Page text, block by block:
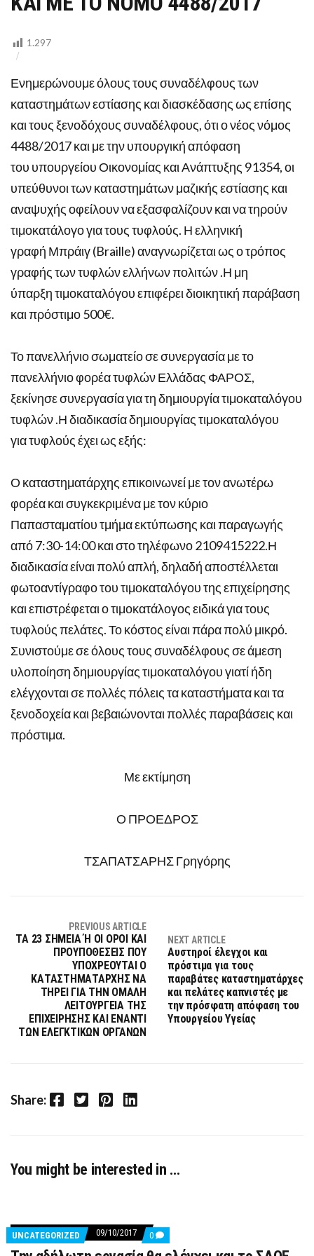
ΑΠΟΦΑΣΗ
91354
1.297
Ενημερώνουμε όλους τους συναδέλφους των
καταστημάτων εστίασης και διασκέδασης ως επίσης
και τους ξενοδόχους συναδέλφους, ότι ο νέος νόμος
4488/2017 και με την υπουργική απόφαση
του υπουργείου Οικονομίας και Ανάπτυξης 91354, οι
υπεύθυνοι των καταστημάτων μαζικής εστίασης και
αναψυχής οφείλουν να εξασφαλίζουν και να τηρούν
τιμοκατάλογο για τους τυφλούς. Η ελληνική
γραφή Μπράιγ (Braille) αναγνωρίζεται ως ο τρόπος
γραφής των τυφλών ελλήνων πολιτών .Η μη
ύπαρξη τιμοκαταλόγου επιφέρει διοικητική παράβαση
και πρόστιμο 500€.
Το πανελλήνιο σωματείο σε συνεργασία με το
πανελλήνιο φορέα τυφλών Ελλάδας ΦΑΡΟΣ,
ξεκίνησε συνεργασία για τη δημιουργία τιμοκαταλόγου
τυφλών .Η διαδικασία δημιουργίας τιμοκαταλόγου
για τυφλούς έχει ως εξής:
Ο καταστηματάρχης επικοινωνεί με τον ανωτέρω
φορέα και συγκεκριμένα με τον κύριο
Παπασταματίου τμήμα εκτύπωσης και παραγωγής
από 7:30-14:00 και στο τηλέφωνο 2109415222.Η
διαδικασία είναι πολύ απλή, δηλαδή αποστέλλεται
φωτοαντίγραφο του τιμοκαταλόγου της επιχείρησης
και επιστρέφεται ο τιμοκατάλογος ειδικά για τους
τυφλούς πελάτες. Το κόστος είναι πάρα πολύ μικρό.
Συνιστούμε σε όλους τους συναδέλφους σε άμεση
υλοποίηση δημιουργίας τιμοκαταλόγου γιατί ήδη
ελέγχονται σε πολλές πόλεις τα καταστήματα και τα
ξενοδοχεία και βεβαιώνονται πολλές παραβάσεις και
πρόστιμα.
Με εκτίμηση
Ο ΠΡΟΕΔΡΟΣ
ΤΣΑΠΑΤΣΑΡΗΣ Γρηγόρης
PREVIOUS ARTICLE
ΤΑ 23 ΣΗΜΕΙΑ Ή ΟΙ ΟΡΟΙ ΚΑΙ
ΠΡΟΥΠΟΘΕΣΕΙΣ ΠΟΥ
ΥΠΟΧΡΕΟΥΤΑΙ Ο
ΚΑΤΑΣΤΗΜΑΤΑΡΧΗΣ ΝΑ
ΤΗΡΕΙ ΓΙΑ ΤΗΝ ΟΜΑΛΗ
ΛΕΙΤΟΥΡΓΕΙΑ ΤΗΣ
ΕΠΙΧΕΙΡΗΣΗΣ ΚΑΙ ΕΝΑΝΤΙ
ΤΩΝ ΕΛΕΓΚΤΙΚΩΝ ΟΡΓΑΝΩΝ
NEXT ARTICLE
Αυστηροί έλεγχοι και
πρόστιμα για τους
παραβάτες καταστηματάρχες
και πελάτες καπνιστές με
την πρόσφατη απόφαση του
Υπουργείου Υγείας
Share: Facebook Twitter Pinterest LinkedIn
You might be interested in …
UNCATEGORIZED 09/10/2017 0 COMMENTS
ON